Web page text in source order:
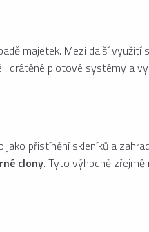
majetek. Mezi další využití
i drátěné plotové systémy a
přistínění skleníků a
clony. Tyto výhpdně zřejmě